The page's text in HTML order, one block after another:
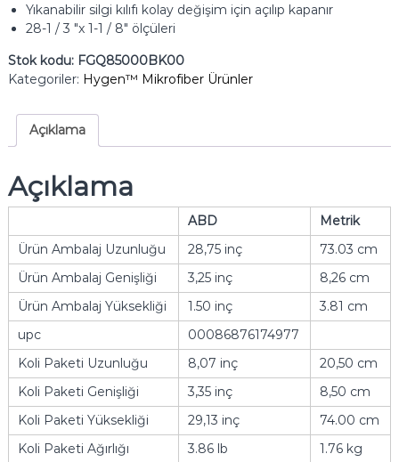
Yıkanabilir silgi kılıfı kolay değişim için açılıp kapanır
28-1 / 3 "x 1-1 / 8" ölçüleri
Stok kodu: FGQ85000BK00
Kategoriler: Hygen™ Mikrofiber Ürünler
Açıklama
Açıklama
ABD
Metrik
Ürün Ambalaj Uzunluğu
28,75 inç
73.03 cm
Ürün Ambalaj Genişliği
3,25 inç
8,26 cm
Ürün Ambalaj Yüksekliği
1.50 inç
3.81 cm
upc
00086876174977
Koli Paketi Uzunluğu
8,07 inç
20,50 cm
Koli Paketi Genişliği
3,35 inç
8,50 cm
Koli Paketi Yüksekliği
29,13 inç
74.00 cm
Koli Paketi Ağırlığı
3.86 lb
1.76 kg